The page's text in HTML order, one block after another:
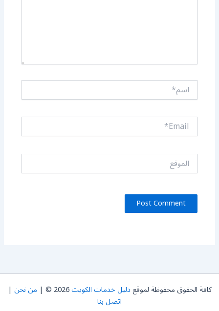
اسم*
Email*
الموقع
كافة الحقوق محفوظة لموقعدليل خدمات الكويت2026 © | من نحن |
اتصل بنا